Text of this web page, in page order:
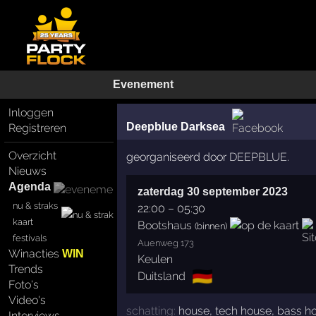
Evenement
Inloggen
Registreren
Overzicht
Nieuws
Agenda
nu & straks
kaart
festivals
WinactiesWIN
Trends
Foto's
Video's
Deepblue Darksea
georganiseerd door DEEPBLUE.
zaterdag 30 september 2023
22:00 – 05:30
Bootshaus (binnen)
Auenweg 173
Keulen
Duitsland 🇩🇪
schatting: house, tech house, bass